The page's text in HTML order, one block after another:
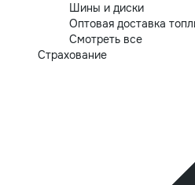
Шины и диски
Оптовая доставка
Смотреть все
Страхование